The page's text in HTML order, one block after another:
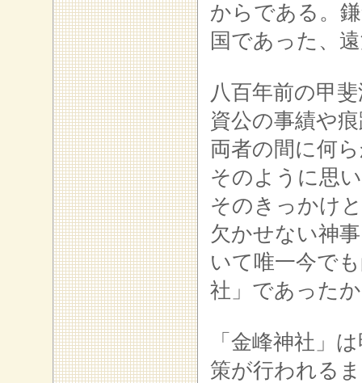
からである。
国であった、
八百年前の甲
資公の事績や
両者の間に何
そのように思
そのきっかけ
欠かせない神
いて唯一今で
社」であった
「金峰神社」
策が行われる